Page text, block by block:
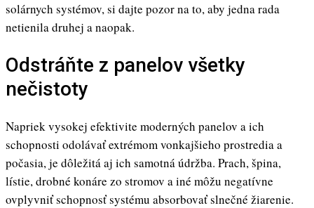
solárnych systémov, si dajte pozor na to, aby jedna rada
netienila druhej a naopak.
Odstráňte z panelov všetky
nečistoty
Napriek vysokej efektivite moderných panelov a ich
schopnosti odolávať extrémom vonkajšieho prostredia a
počasia, je dôležitá aj ich samotná údržba. Prach, špina,
lístie, drobné konáre zo stromov a iné môžu negatívne
ovplyvniť schopnosť systému absorbovať slnečné žiarenie.